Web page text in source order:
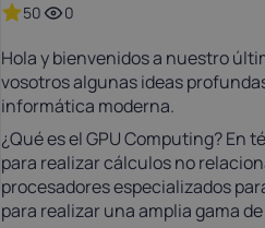
50 0
Hola y bienvenidos a nuestro
vosotros algunas ideas
informática moderna.
¿Qué es el GPU Computing? En
para realizar cálculos no
procesadores especializados
para realizar una amplia gama